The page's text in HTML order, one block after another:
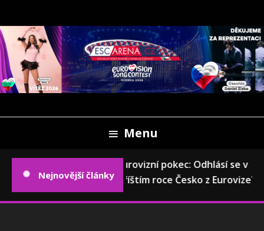
To
Content
ESCARENA.CZ
Menu
Nejnovější články
Eurovizní pokec: Odhlásí se v
příštím roce Česko z Eurovize?